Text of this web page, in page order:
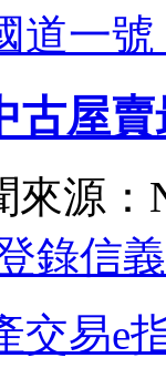
道一
古屋
來源：
錄信
交易e